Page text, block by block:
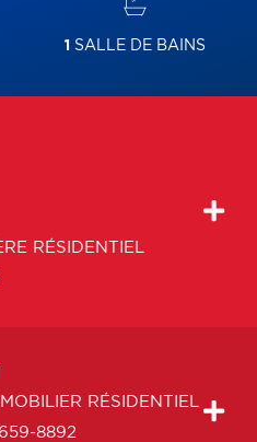
1 SALLE DE BAINS
RÉSIDENTIEL
RÉSIDENTIEL
8892